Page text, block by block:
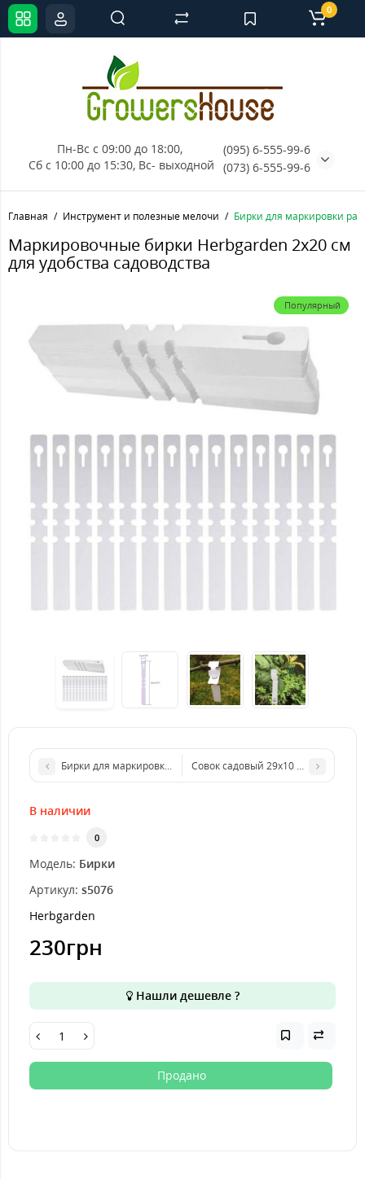
Пн-Вс с 09:00 до 18:00,
Сб с 10:00 до 15:30, Вс- выходной
(095) 6-555-99-6
(073) 6-555-99-6
0
Главная Инструмент и полезные мелочи Бирки для маркировки
Маркировочные бирки Herbgarden 2x20 см
для удобства садоводства
Популярный
Бирки для маркировки растений Herbgarden 30 шт
Совок садовый 29x10 см
В наличии
0
Модель: Бирки
Артикул: s5076
Herbgarden
230грн
Нашли дешевле ?
Продано